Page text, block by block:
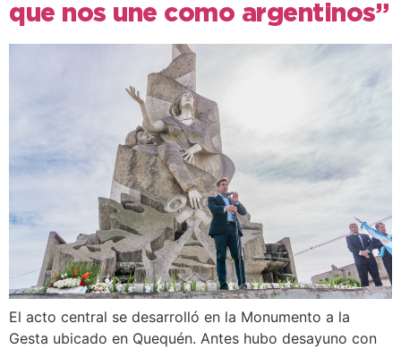
que nos une como argentinos”
El acto central se desarrolló en la Monumento a la
Gesta ubicado en Quequén. Antes hubo desayuno con